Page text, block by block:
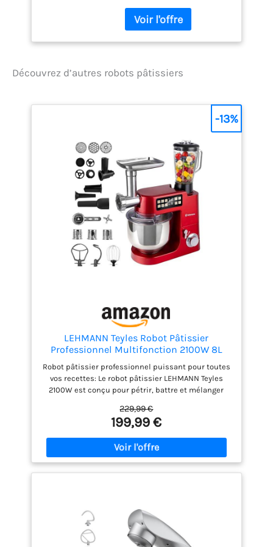
Découvrez d’autres robots pâtissiers
LEHMANN Teyles Robot Pâtissier
Professionnel Multifonction 2100W 8L
avec Balance Intégrée et Bol Chauffant,
Pétrin à Pain et Pizza, Blender Verre 1,5L,
Hachoir à Viande, Rouge
Robot pâtissier professionnel puissant pour toutes
vos recettes: Le robot pâtissier LEHMANN Teyles
2100W est conçu pour pétrir, battre et mélanger
pour pâte à pain, pâte à pizza, brioche, pâtisserie,
crèmes et farces. Son système planétaire assure un
mélange homogène pour une cuisine familiale plus
rapide et plus précise Grand bol chauffant 8L avec
balance intégrée pour plus de précision: Son grand
bol en inox de 8L avec poignée est idéal pour la
fonction de bol chauffant réglable de 25 à 45°C
favorise la levée des pâtes et facilite la préparation
du pain et des brioches Pétrin à pain et pétrin pizza
229,99 €
199,99 €
-13%